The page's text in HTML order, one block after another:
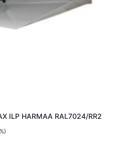
ILP HARMAA RAL7024/RR2